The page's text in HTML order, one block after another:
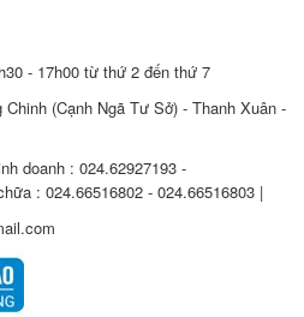
- 17h00 từ thứ 2 đến thứ 7
(Cạnh Ngã Tư Sở) - Thanh Xuân -
doanh : 024.62927193 -
: 024.66516802 - 024.66516803 |